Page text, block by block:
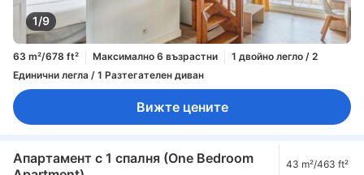
1/9
63 m²/678 ft² Максимално 6 възрастни
1 двойно легло / 2
Единични легла / 1 Разтегателен диван
Вижте цените
Апартамент с 1 спалня (One Bedroom
43 m²/463 ft²